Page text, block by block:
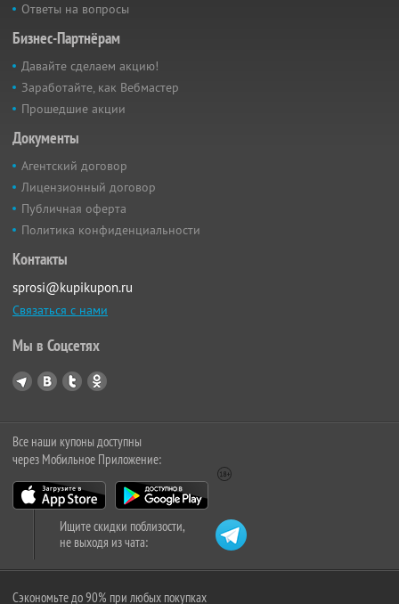
Ответы на вопросы
Бизнес-Партнёрам
Давайте сделаем акцию!
Заработайте, как Вебмастер
Прошедшие акции
Документы
Агентский договор
Лицензионный договор
Публичная оферта
Политика конфиденциальности
Контакты
sprosi@kupikupon.ru
Связаться с нами
Мы в Соцсетях
Все наши купоны доступны
через Мобильное Приложение:
Ищите скидки поблизости,
не выходя из чата:
Сэкономьте до 90% при любых покупках